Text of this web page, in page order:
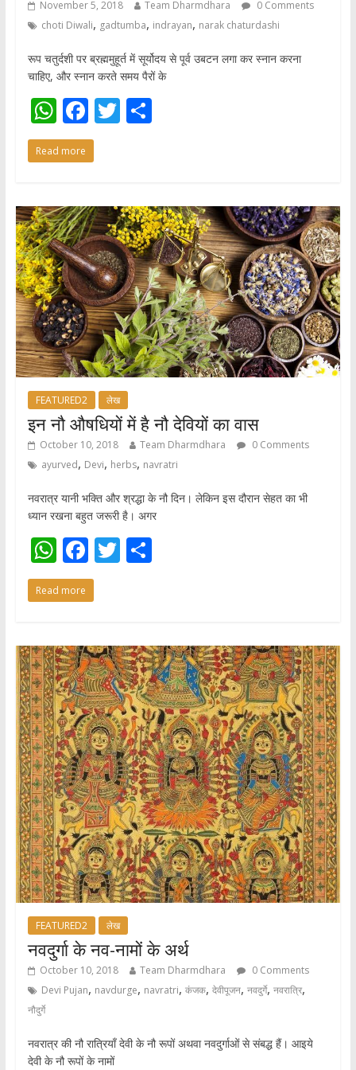
November 5, 2018 Team Dharmdhara
0 Comments
choti Diwali, gadtumba, indrayan, narak chaturdashi
रूप चतुर्दशी पर ब्रह्ममुहूर्त में सूर्योदय से पूर्व उबटन लगा कर स्नान करना
चाहिए, और स्नान करते समय पैरों के
W
h
at
A
p
p
F
ac
e
o
o
k
T S
Read more
FEATURED2 लेख
इन नौ औषधियों में है नौ देवियों का वास
October 10, 2018 Team Dharmdhara
0 Comments
ayurved, Devi, herbs, navratri
नवरात्र यानी भक्ति और श्रद्धा के नौ दिन। लेकिन इस दौरान सेहत का भी
ध्‍यान रखना बहुत जरूरी है। अगर
W
h
at
A
p
p
F
ac
e
o
o
k
T S
Read more
FEATURED2 लेख
नवदुर्गा के नव-नामों के अर्थ
October 10, 2018 Team Dharmdhara
0 Comments
Devi Pujan, navdurge, navratri, कंजक, देवीपूजन, नवदुर्गे, नवरात्रि,
नौदुर्गे
नवरात्र की नौ रात्रियाँ देवी के नौ रूपों अथवा नवदुर्गाओं से संबद्ध हैं। आइये
देवी के नौ रूपों के नामों